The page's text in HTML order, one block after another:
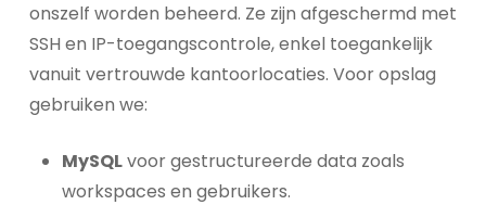
onszelf worden beheerd. Ze zijn afgeschermd met
SSH en IP-toegangscontrole, enkel toegankelijk
vanuit vertrouwde kantoorlocaties. Voor opslag
gebruiken we:
MySQLvoor gestructureerde data zoals
workspaces en gebruikers.